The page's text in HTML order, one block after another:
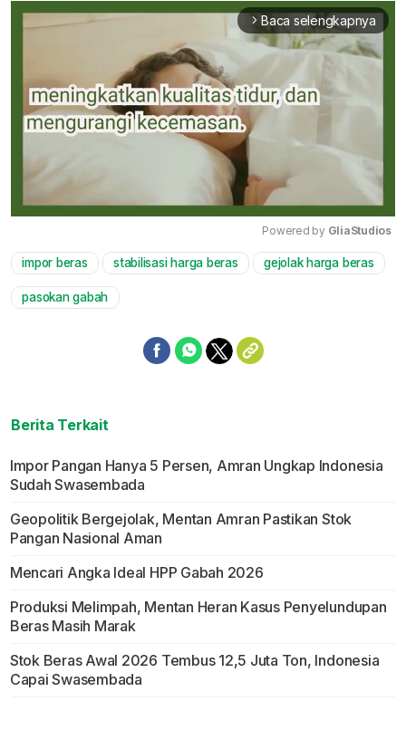
arrow_forward_ios Baca selengkapnya
Mute
Powered by GliaStudios
impor beras stabilisasi harga beras gejolak harga beras
pasokan gabah
Berita Terkait
Impor Pangan Hanya 5 Persen, Amran Ungkap Indonesia
Sudah Swasembada
Geopolitik Bergejolak, Mentan Amran Pastikan Stok
Pangan Nasional Aman
Mencari Angka Ideal HPP Gabah 2026
Produksi Melimpah, Mentan Heran Kasus Penyelundupan
Beras Masih Marak
Stok Beras Awal 2026 Tembus 12,5 Juta Ton, Indonesia
Capai Swasembada